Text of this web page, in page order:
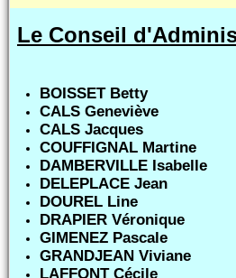
Le Conseil
BOISSET Betty
CALS Geneviève
CALS Jacques
COUFFIGNAL Martine
DAMBERVILLE Isabelle
DELEPLACE Jean
DOUREL Line
DRAPIER Véronique
GIMENEZ Pascale
GRANDJEAN Viviane
LAFFONT Cécile